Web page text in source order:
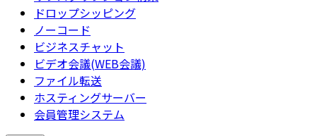
ドロップシッピング
ノーコード
ビジネスチャット
ビデオ会議(WEB会議)
ファイル転送
ホスティングサーバー
会員管理システム